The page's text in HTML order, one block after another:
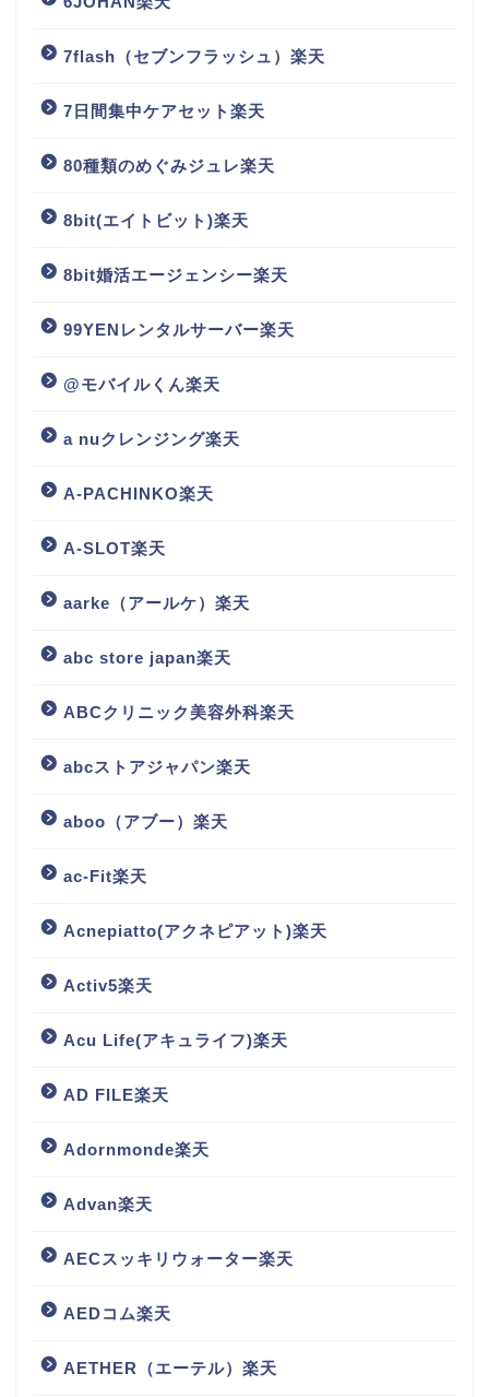
7flash（セブンフラッシュ）楽天
7日間集中ケアセット楽天
80種類のめぐみジュレ楽天
8bit(エイトビット)楽天
8bit婚活エージェンシー楽天
99YENレンタルサーバー楽天
@モバイルくん楽天
a nuクレンジング楽天
A-PACHINKO楽天
A-SLOT楽天
aarke（アールケ）楽天
abc store japan楽天
ABCクリニック美容外科楽天
abcストアジャパン楽天
aboo（アブー）楽天
ac-Fit楽天
Acnepiatto(アクネピアット)楽天
Activ5楽天
Acu Life(アキュライフ)楽天
AD FILE楽天
Adornmonde楽天
Advan楽天
AECスッキリウォーター楽天
AEDコム楽天
AETHER（エーテル）楽天